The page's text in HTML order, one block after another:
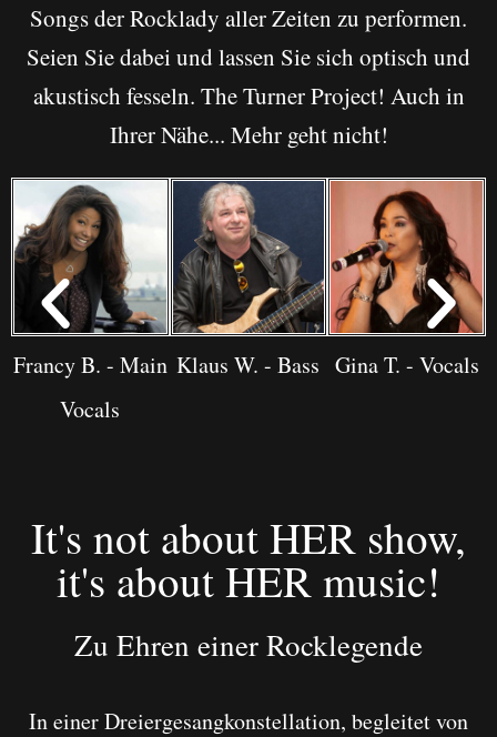
Songs der Rocklady aller Zeiten zu performen.
Seien Sie dabei und lassen Sie sich optisch und
akustisch fesseln. The Turner Project! Auch in
Ihrer Nähe... Mehr geht nicht!
Francy B. - Main
Vocals
Klaus W. - Bass Gina T. - Vocals
It's not about HER show,
it's about HER music!
Zu Ehren einer Rocklegende
In einer Dreiergesangkonstellation, begleitet von